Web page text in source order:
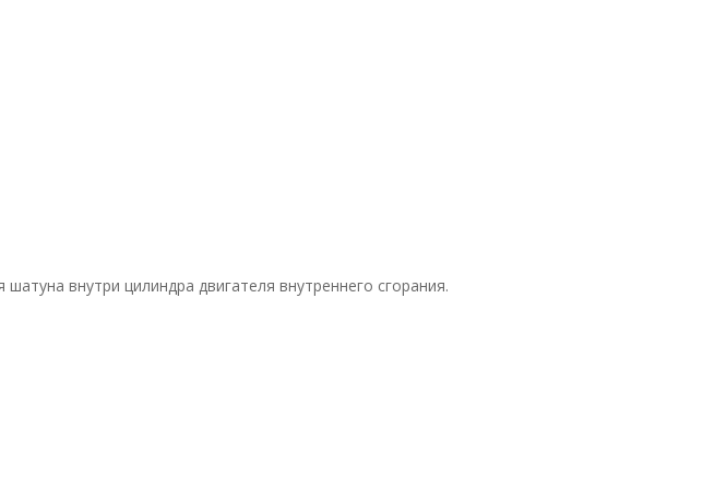
внутри цилиндра двигателя внутреннего сгорания.